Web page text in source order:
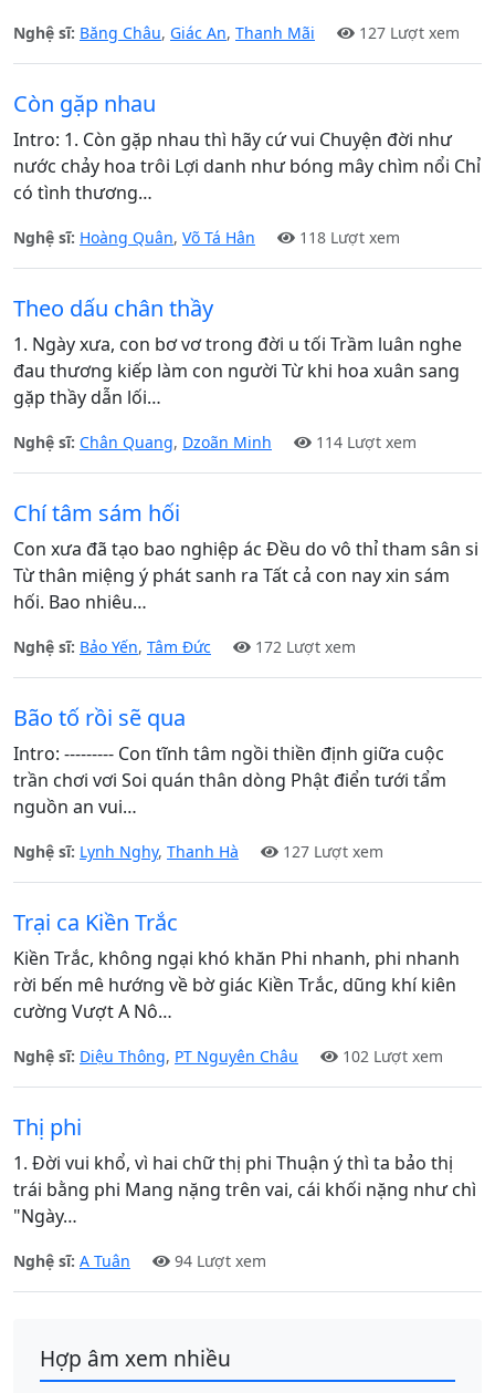
Nghệ sĩ: Băng Châu, Giác An, Thanh Mãi 127 Lượt xem
Còn gặp nhau
Intro: 1. Còn gặp nhau thì hãy cứ vui Chuyện đời như
nước chảy hoa trôi Lợi danh như bóng mây chìm nổi Chỉ
có tình thương…
Nghệ sĩ: Hoàng Quân, Võ Tá Hân 118 Lượt xem
Theo dấu chân thầy
1. Ngày xưa, con bơ vơ trong đời u tối Trầm luân nghe
đau thương kiếp làm con người Từ khi hoa xuân sang
gặp thầy dẫn lối…
Nghệ sĩ: Chân Quang, Dzoãn Minh 114 Lượt xem
Chí tâm sám hối
Con xưa đã tạo bao nghiệp ác Đều do vô thỉ tham sân si
Từ thân miệng ý phát sanh ra Tất cả con nay xin sám
hối. Bao nhiêu…
Nghệ sĩ: Bảo Yến, Tâm Đức 172 Lượt xem
Bão tố rồi sẽ qua
Intro: --------- Con tĩnh tâm ngồi thiền định giữa cuộc
trần chơi vơi Soi quán thân dòng Phật điển tưới tẩm
nguồn an vui…
Nghệ sĩ: Lynh Nghy, Thanh Hà 127 Lượt xem
Trại ca Kiền Trắc
Kiền Trắc, không ngại khó khăn Phi nhanh, phi nhanh
rời bến mê hướng về bờ giác Kiền Trắc, dũng khí kiên
cường Vượt A Nô…
Nghệ sĩ: Diệu Thông, PT Nguyên Châu 102 Lượt xem
Thị phi
1. Đời vui khổ, vì hai chữ thị phi Thuận ý thì ta bảo thị
trái bằng phi Mang nặng trên vai, cái khối nặng như chì
"Ngày…
Nghệ sĩ: A Tuân 94 Lượt xem
Hợp âm xem nhiều